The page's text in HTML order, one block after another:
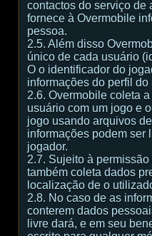
contactos do serviço de
fornece à Overmobile
pessoa.
2.5. Além disso
único de cada usuário
O o identificador do
informações do perfil do
2.6. Overmobile coleta
usuário com um jogo e
jogo usando arquivos
informações podem ser
jogador.
2.7. Sujeito à
também coleta dados
localização de o
2.8. No caso de as
conterem dados
livre dará, e em seu